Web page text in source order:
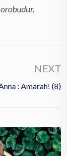
NEXT
: Amarah! (8)